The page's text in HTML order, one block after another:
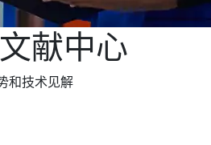
献中心
和技术见解